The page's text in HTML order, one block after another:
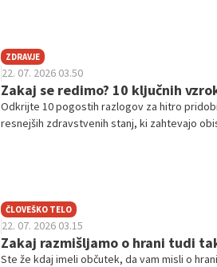
ZDRAVJE
22. 07. 2026 03.50
Zakaj se redimo? 10 ključnih
Odkrijte 10 pogostih razlogov za hitro
resnejših zdravstvenih stanj, ki zahtevajo
ČLOVEŠKO TELO
22. 07. 2026 03.15
Zakaj razmišljamo o hrani tudi
Ste že kdaj imeli občutek, da vam misli o